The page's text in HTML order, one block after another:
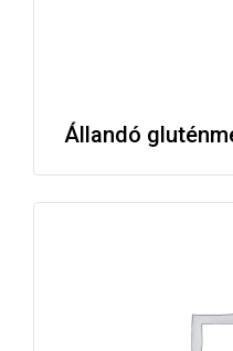
Állandó